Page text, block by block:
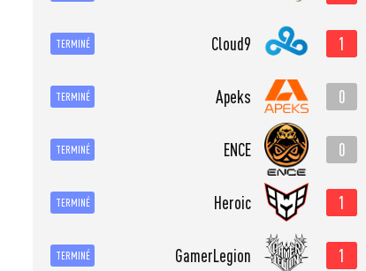
TERMINÉ Cloud9 1
TERMINÉ Apeks 0
TERMINÉ ENCE 0
TERMINÉ Heroic 1
TERMINÉ GamerLegion 1